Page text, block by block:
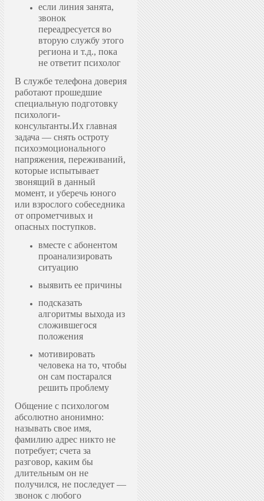
если линия занята,
звонок
переадресуется во
вторую службу этого
региона и т.д., пока
не ответит психолог
В службе телефона доверия
работают прошедшие
специальную подготовку
психологи-
консультанты.Их главная
задача — снять остроту
психоэмоционального
напряжения, переживаний,
которые испытывает
звонящий в данный
момент, и уберечь юного
или взрослого собеседника
от опрометчивых и
опасных поступков.
вместе с абонентом
проанализировать
ситуацию
выявить ее причины
подсказать
алгоритмы выхода из
сложившегося
положения
мотивировать
человека на то, чтобы
он сам постарался
решить проблему
Общение с психологом
абсолютно анонимно:
называть свое имя,
фамилию адрес никто не
потребует; счета за
разговор, каким бы
длительным он не
получился, не последует —
звонок с любого